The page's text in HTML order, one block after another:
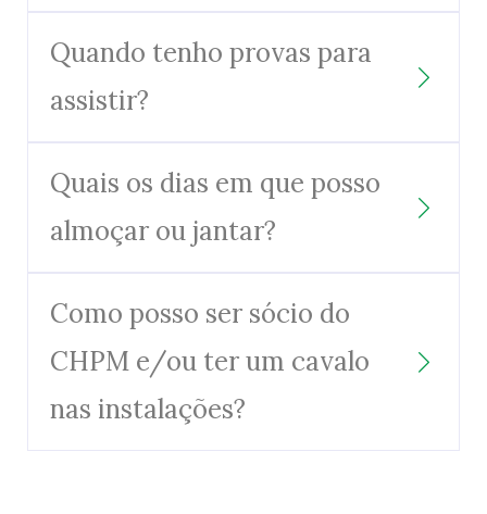
Quando tenho provas para
assistir?
Quais os dias em que posso
almoçar ou jantar?
Como posso ser sócio do
CHPM e/ou ter um cavalo
nas instalações?